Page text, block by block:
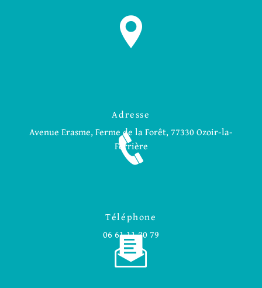
Adresse
Avenue Erasme, Ferme de la Forêt, 77330 Ozoir-la-
Ferrière
Téléphone
06 61 11 20 79